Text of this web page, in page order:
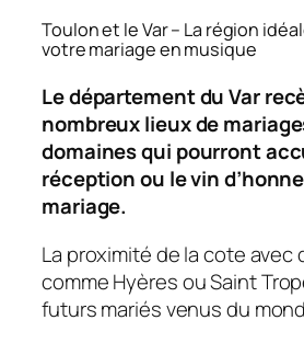
Toulon et le Var – La région
votre mariage en musique
Le département du Var
nombreux lieux de
domaines qui pourront
réception ou le vin
mariage.
La proximité de la cote avec
comme Hyères ou Saint
futurs mariés venus du